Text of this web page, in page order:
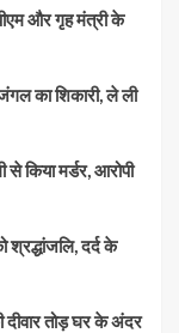
और गृह मंत्री के
का शिकारी, ले ली
से किया मर्डर, आरोपी
श्रद्धांजलि, दर्द के
तोड़ घर के अंदर